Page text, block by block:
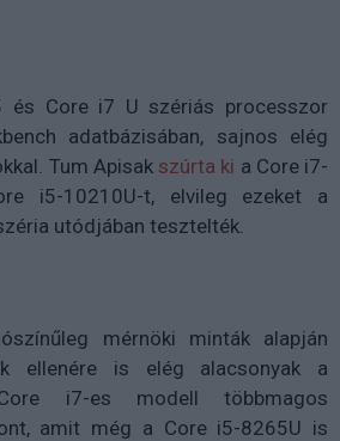
Core i7 U szériás processzor
adatbázisában, sajnos elég
Tum Apisakszúrta ki a Core i7-
i5-10210U-t, elvileg ezeket a
utódjában tesztelték.
mérnöki minták alapján
ellenére is elég alacsonyak a
i7-es modell többmagos
amit még a Core i5-8265U is